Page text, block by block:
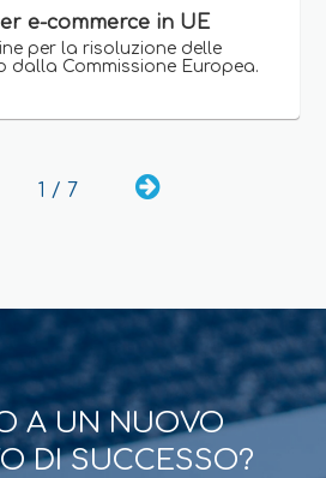
e-commerce in UE
per la risoluzione delle
dalla Commissione Europea.
1 / 7
A UN NUOVO
DI SUCCESSO?